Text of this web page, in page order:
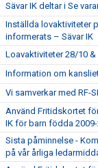
Sävar IK deltar i Se
Inställda lovaktiviteter
informerats – Sävar IK
Loavaktiviteter 28/10
Information om
Vi samverkar med RF-
Använd Fritidskortet
IK för barn födda
Sista påminnelse -
på vår årliga